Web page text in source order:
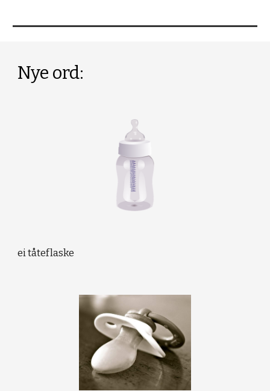
Nye ord:
ei tåteflaske